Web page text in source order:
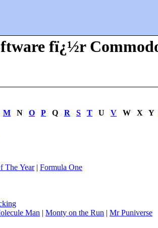
fï¿½r
M N O P Q R S T U V W X Y
The Year| Formula One
Man | Monty on the Run | Mr Puniverse